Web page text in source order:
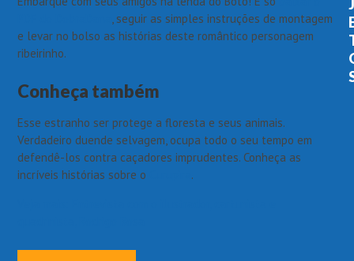
, seguir as simples instruções de montagem
e levar no bolso as histórias deste romântico personagem
ribeirinho.
Conheça também
Esse estranho ser protege a floresta e seus animais.
Verdadeiro duende selvagem, ocupa todo o seu tempo em
defendê-los contra caçadores imprudentes. Conheça as
incríveis histórias sobre o
.
J